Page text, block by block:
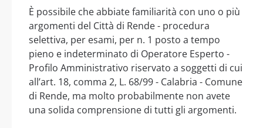
È possibile che abbiate familiarità con uno o più
argomenti del Città di Rende - procedura
selettiva, per esami, per n. 1 posto a tempo
pieno e indeterminato di Operatore Esperto -
Profilo Amministrativo riservato a soggetti di cui
all’art. 18, comma 2, L. 68/99 - Calabria - Comune
di Rende, ma molto probabilmente non avete
una solida comprensione di tutti gli argomenti.